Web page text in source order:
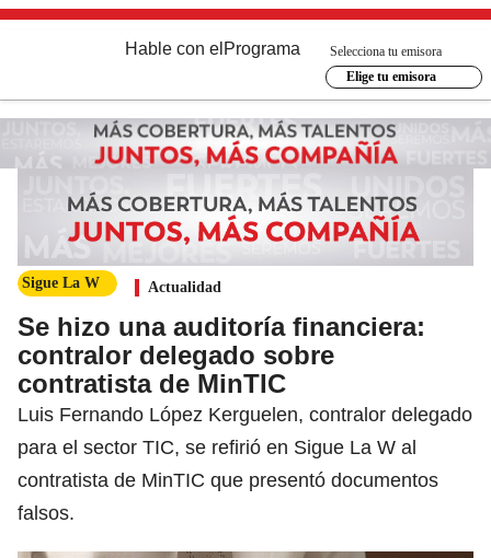
Hable con el Programa
Selecciona tu emisora
Elige tu emisora
Sigue La W Actualidad
Se hizo una auditoría financiera:
contralor delegado sobre
contratista de MinTIC
Luis Fernando López Kerguelen, contralor delegado
para el sector TIC, se refirió en Sigue La W al
contratista de MinTIC que presentó documentos
falsos.